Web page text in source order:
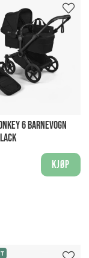
6 BARNEVOGN
Kjøp